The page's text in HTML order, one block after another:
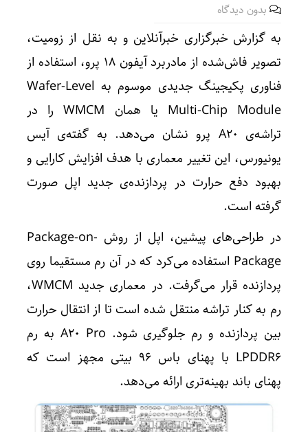
بدون دیدگاه
به گزارش خبرگزاری خبرآنلاین و به نقل از زومیت،
تصویر فاش‌شده از مادربرد آیفون ۱۸ پرو، استفاده از
فناوری پکیجینگ جدیدی موسوم به Wafer-Level
Multi-Chip Module یا همان WMCM را در
تراشه‌ی A۲۰ پرو نشان می‌دهد. به گفته‌ی آیس
یونیورس، این تغییر معماری با هدف افزایش کارایی و
بهبود دفع حرارت در پردازنده‌ی جدید اپل صورت
گرفته است.
در طراحی‌های پیشین، اپل از روش Package-on-
Package استفاده می‌کرد که در آن رم مستقیما روی
پردازنده قرار می‌گرفت. در معماری جدید WMCM،
رم به کنار تراشه منتقل شده است تا از انتقال حرارت
بین پردازنده و رم جلوگیری شود. A۲۰ Pro به رم
LPDDR۶ با پهنای باس ۹۶ بیتی مجهز است که
پهنای باند بهینه‌تری ارائه می‌دهد.